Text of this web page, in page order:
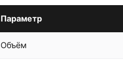
Параметр
Объём